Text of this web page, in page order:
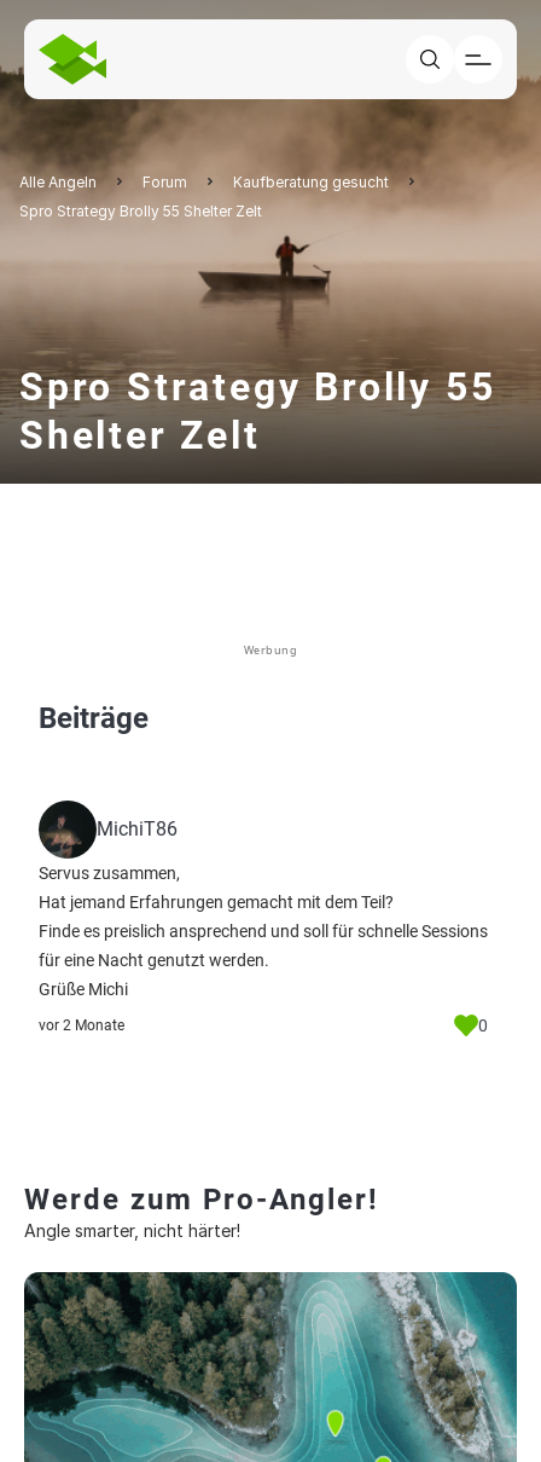
Alle Angeln Forum
Kaufberatung gesucht
Spro Strategy Brolly 55 Shelter Zelt
Spro Strategy Brolly 55
Shelter Zelt
Werbung
Beiträge
MichiT86
Servus zusammen,
Hat jemand Erfahrungen gemacht mit dem Teil?
Finde es preislich ansprechend und soll für schnelle Sessions
für eine Nacht genutzt werden.
Grüße Michi
vor 2 Monate 0
Werde zum Pro-Angler!
Angle smarter, nicht härter!